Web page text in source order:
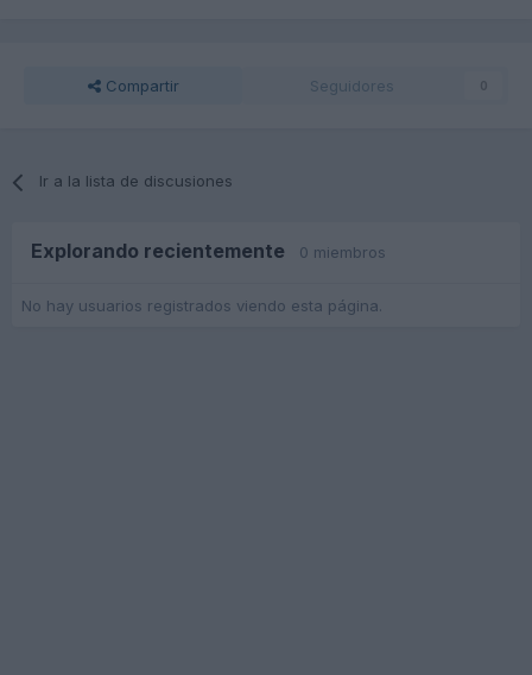
Compartir Seguidores 0
Ir a la lista de discusiones
Explorando recientemente 0 miembros
No hay usuarios registrados viendo esta página.